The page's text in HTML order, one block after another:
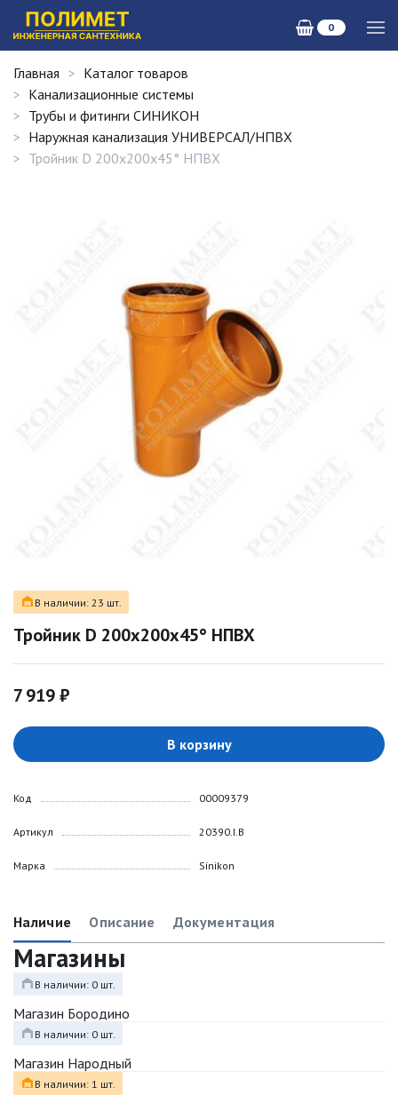
0
Главная
Каталог товаров
Канализационные системы
Трубы и фитинги СИНИКОН
Наружная канализация УНИВЕРСАЛ/НПВХ
Тройник D 200х200х45° НПВХ
В наличии: 23 шт.
Тройник D 200х200х45° НПВХ
7 919 ₽
В корзину
Код
Артикул
Марка
00009379
20390.I.B
Sinikon
Наличие Описание Документация
Магазины
В наличии: 0 шт.
Магазин Бородино
В наличии: 0 шт.
Магазин Народный
В наличии: 1 шт.